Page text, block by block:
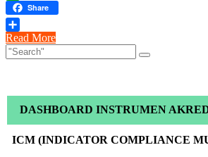
WhatsApp
Share
Share
Read More
DASHBOARD INSTRUMEN
ICM (INDICATOR COMPLIANCE